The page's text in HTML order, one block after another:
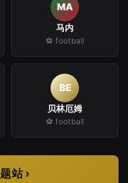
MA
马内
⚽ football
BE
贝林厄姆
⚽ football
站 ›